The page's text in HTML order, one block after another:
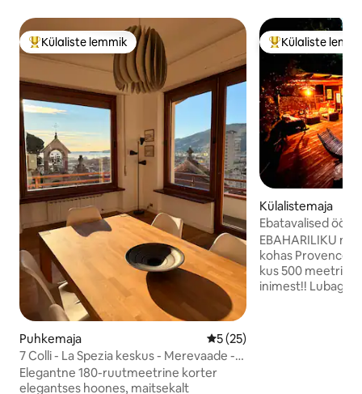
Külaliste suur lemmik
Külaliste lemmik
Puhkemaja Keskmine hinnang 5/5, 25
5 (25)
7 Colli - La Spezia keskus - Merevaade -
5Terre
Elegantne 180-ruutmeetrine korter
elegantses hoones, maitsekalt
Külaliste suur
Külaliste
Külalistemaja
Ebatavalised ööd
Jaccuzziga
EBAHARILIKU nr
kohas Provence-
kus 500 meetri
inimest!! Lubage